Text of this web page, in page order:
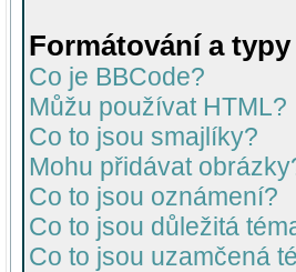
Formátování a
Co je BBCode?
Můžu používat HTML?
Co to jsou smajlíky?
Mohu přidávat
Co to jsou oznámení?
Co to jsou důležitá
Co to jsou uzamčená